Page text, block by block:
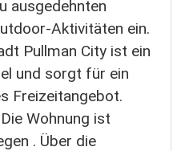
ausgedehnten
Aktivitäten ein.
Pullman City ist ein
und sorgt für ein
Freizeitangebot.
Wohnung ist
. Über die